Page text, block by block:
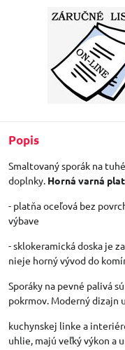
Popis
Smaltovaný sporák na
doplnky. Horná varná
- platňa oceľová bez
výbave
- sklokeramická doska je
nieje horný vývod do
Sporáky na pevné palivá
pokrmov. Moderný dizajn
kuchynskej linke a
uhlie, majú veľký výkon a